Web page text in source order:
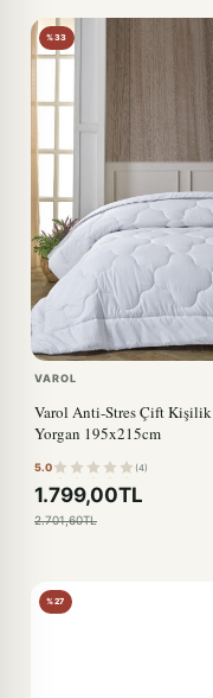
%33
VAROL
Varol Anti-Stres Çift Kişilik
Yorgan 195x215cm
5.0 (4)
1.799,00TL
2.701,60TL
%27